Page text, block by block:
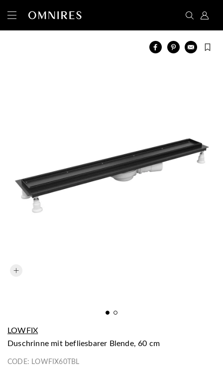
LOWFIX
Duschrinne mit befliesbarer Blende, 60 cm
CODE: LOWFIX60TBL